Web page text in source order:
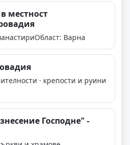
местност
Област: Варна
· крепости и руини
Господне" -